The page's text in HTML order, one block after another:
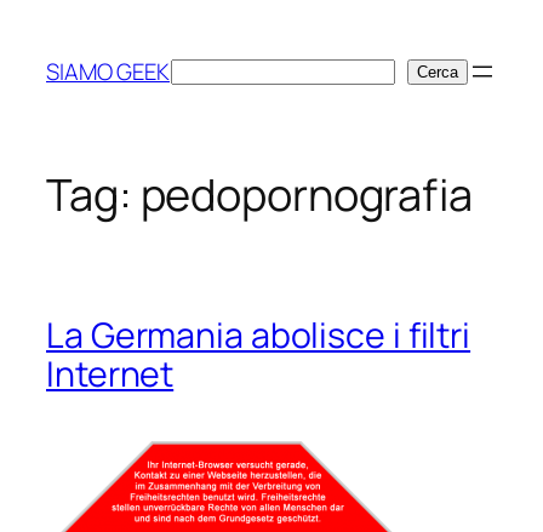
contenuto
SIAMO GEEKCerca Cerca
Tag: pedopornografia
La Germania abolisce i filtri
Internet